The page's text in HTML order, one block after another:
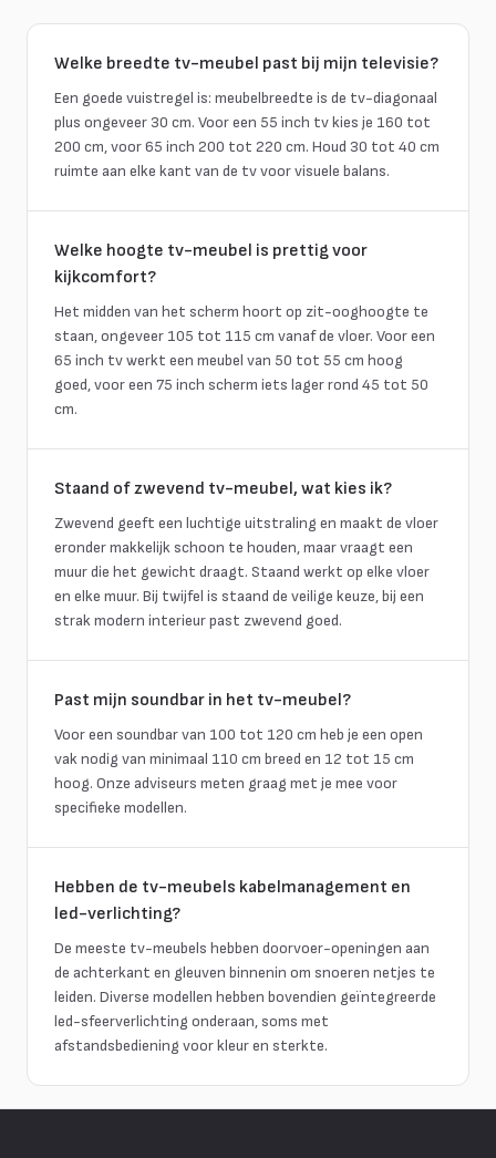
Welke breedte tv-meubel past bij mijn televisie?
Een goede vuistregel is: meubelbreedte is de tv-diagonaal
plus ongeveer 30 cm. Voor een 55 inch tv kies je 160 tot
200 cm, voor 65 inch 200 tot 220 cm. Houd 30 tot 40 cm
ruimte aan elke kant van de tv voor visuele balans.
Welke hoogte tv-meubel is prettig voor
kijkcomfort?
Het midden van het scherm hoort op zit-ooghoogte te
staan, ongeveer 105 tot 115 cm vanaf de vloer. Voor een
65 inch tv werkt een meubel van 50 tot 55 cm hoog
goed, voor een 75 inch scherm iets lager rond 45 tot 50
cm.
Staand of zwevend tv-meubel, wat kies ik?
Zwevend geeft een luchtige uitstraling en maakt de vloer
eronder makkelijk schoon te houden, maar vraagt een
muur die het gewicht draagt. Staand werkt op elke vloer
en elke muur. Bij twijfel is staand de veilige keuze, bij een
strak modern interieur past zwevend goed.
Past mijn soundbar in het tv-meubel?
Voor een soundbar van 100 tot 120 cm heb je een open
vak nodig van minimaal 110 cm breed en 12 tot 15 cm
hoog. Onze adviseurs meten graag met je mee voor
specifieke modellen.
Hebben de tv-meubels kabelmanagement en
led-verlichting?
De meeste tv-meubels hebben doorvoer-openingen aan
de achterkant en gleuven binnenin om snoeren netjes te
leiden. Diverse modellen hebben bovendien geïntegreerde
led-sfeerverlichting onderaan, soms met
afstandsbediening voor kleur en sterkte.